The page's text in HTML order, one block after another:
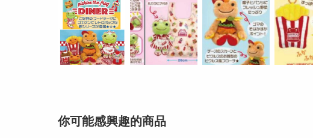
你可能感興趣的商品